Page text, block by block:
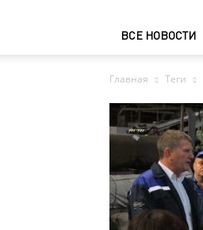
ВСЕ НОВОСТИ
Главная Теги